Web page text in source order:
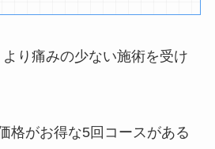
り痛みの少ない施術を受け
格がお得な5回コースがある